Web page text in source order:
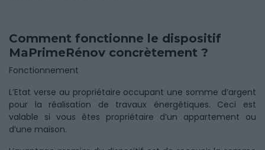
Comment fonctionne le dispositif
MaPrimeRénov concrètement ?
Fonctionnement
L’Etat verse au propriétaire occupant une somme d’argent
pour la réalisation de travaux énergétiques. Ceci est
valable si vous êtes propriétaire d’un appartement ou
d’une maison.